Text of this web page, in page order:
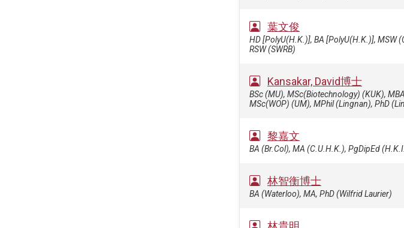
葉文俊
HD [PolyU(H.K.)], BA [PolyU(H.K.)], MSW
RSW (SWRB)
Kansakar, David博士
BSc (MU), MSc(Biotechnology) (KUK),
MSc(WOP) (UM), MPhil (Lingnan), PhD
黎嘉文
BA (Br.Col), MA (C.U.H.K.), PgDipEd
林智衡博士
BA (Waterloo), MA, PhD (Wilfrid Laurier)